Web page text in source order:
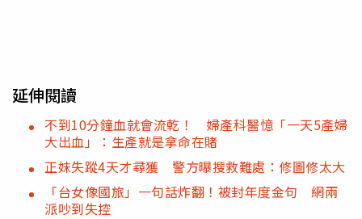
延伸閱讀
不到10分鐘血就會流乾！ 婦產科醫憶「一天5產婦
大出血」：生產就是拿命在賭
正妹失蹤4天才尋獲 警方曝搜救難處：修圖修太大
「台女像國旅」一句話炸翻！被封年度金句 網兩
派吵到失控